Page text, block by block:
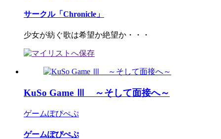
サークル「Chronicle」
少女が紡ぐ歌は希望か絶望か・・・
KuSo Game Ⅲ ～そして面接へ～
ゲームぽぴぺぷ
ゲームぽぴぺぷ